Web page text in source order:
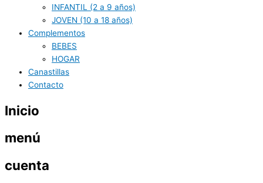
INFANTIL (2 a 9 años)
JOVEN (10 a 18 años)
Complementos
BEBES
HOGAR
Canastillas
Contacto
Inicio
menú
cuenta